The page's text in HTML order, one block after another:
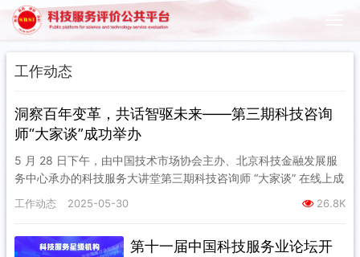
工作动态
洞察百年变革，共话智驱未来——第三期科技咨询
师“大家谈”成功举办
5 月 28 日下午，由中国技术市场协会主办、北京科技金融发展服
务中心承办的科技服务大讲堂第三期科技咨询师 “大家谈” 在线上成
功举办。科技部成果转化与区域创新司原一级调研员 王光…
工作动态 2025-05-30 26.8K
第十一届中国科技服务业论坛开